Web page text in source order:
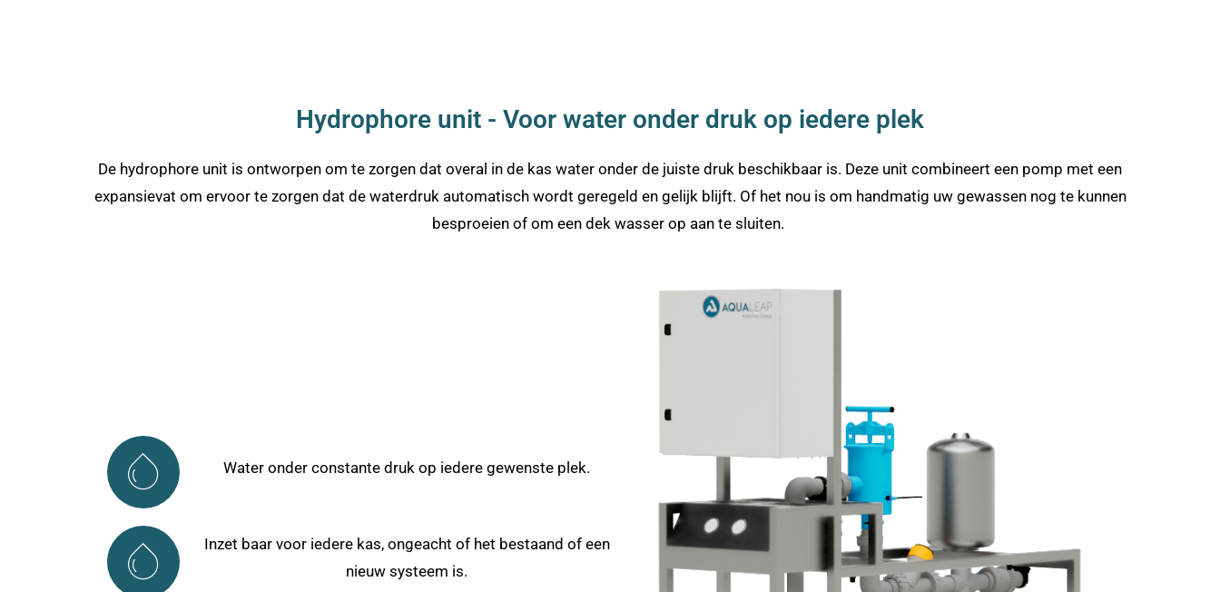
Hydrophore unit - Voor water onder druk op iedere plek
De hydrophore unit is ontworpen om te zorgen dat overal in de kas water onder de juiste druk beschikbaar is. Deze unit combineert een pomp met een
expansievat om ervoor te zorgen dat de waterdruk automatisch wordt geregeld en gelijk blijft. Of het nou is om handmatig uw gewassen nog te kunnen
besproeien of om een dek wasser op aan te sluiten.
Water onder constante druk op iedere gewenste plek.
Inzet baar voor iedere kas, ongeacht of het bestaand of een
nieuw systeem is.